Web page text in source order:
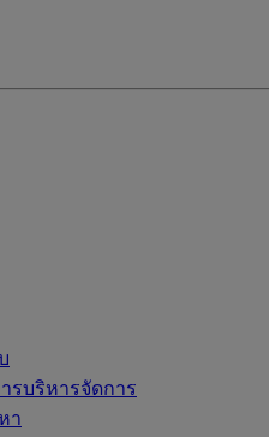
รบริหารจัดการ
า